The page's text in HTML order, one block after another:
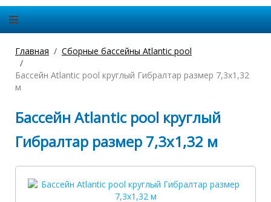
Главная Сборные бассейны Atlantic pool
Бассейн Atlantic pool круглый Гибралтар размер 7,3х1,32
м
Бассейн Atlantic pool круглый
Гибралтар размер 7,3х1,32 м